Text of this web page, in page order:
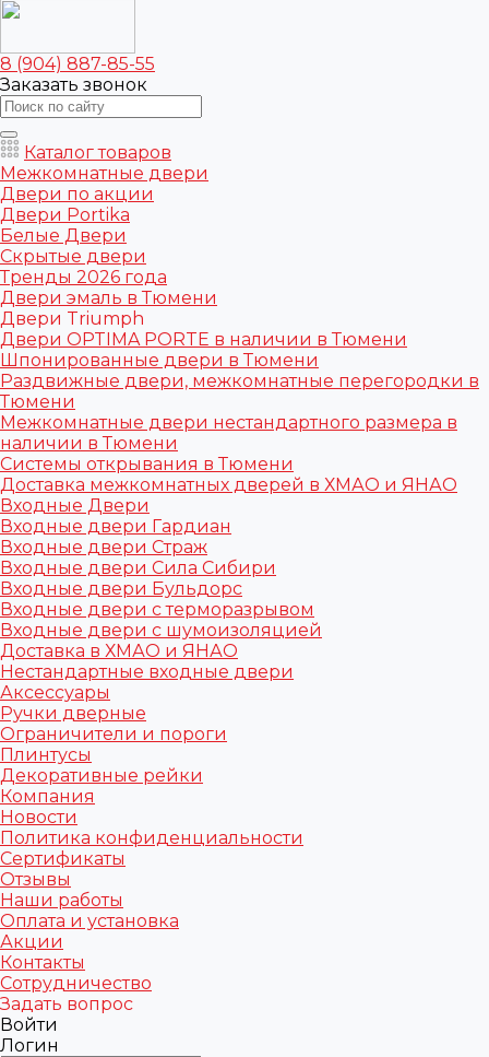
8 (904) 887-85-55
Заказать звонок
Каталог товаров
Межкомнатные двери
Двери по акции
Двери Portika
Белые Двери
Скрытые двери
Тренды 2026 года
Двери эмаль в Тюмени
Двери Triumph
Двери OPTIMA PORTE в наличии в Тюмени
Шпонированные двери в Тюмени
Раздвижные двери, межкомнатные перегородки в
Тюмени
Межкомнатные двери нестандартного размера в
наличии в Тюмени
Системы открывания в Тюмени
Доставка межкомнатных дверей в ХМАО и ЯНАО
Входные Двери
Входные двери Гардиан
Входные двери Страж
Входные двери Сила Сибири
Входные двери Бульдорс
Входные двери с терморазрывом
Входные двери с шумоизоляцией
Доставка в ХМАО и ЯНАО
Нестандартные входные двери
Аксессуары
Ручки дверные
Ограничители и пороги
Плинтусы
Декоративные рейки
Компания
Новости
Политика конфиденциальности
Сертификаты
Отзывы
Наши работы
Оплата и установка
Акции
Контакты
Сотрудничество
Задать вопрос
Войти
Логин